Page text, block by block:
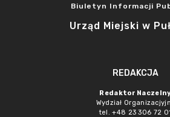
Biuletyn Informacji
Urząd Miejski w
REDAKCJA
Redaktor
Wydział
tel. +48 23 306 72